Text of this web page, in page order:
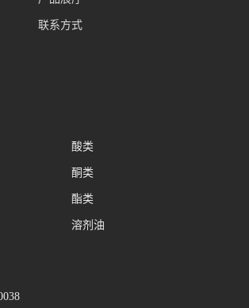
联系方式
酸类
酮类
酯类
溶剂油